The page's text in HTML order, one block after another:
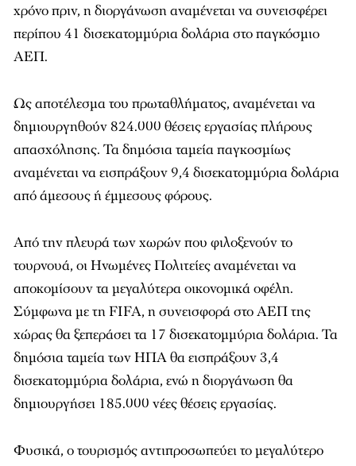
χρόνο πριν, η διοργάνωση αναμένεται να συνεισφέρει
περίπου 41 δισεκατομμύρια δολάρια στο παγκόσμιο
ΑΕΠ.
Ως αποτέλεσμα του πρωταθλήματος, αναμένεται να
δημιουργηθούν 824.000 θέσεις εργασίας πλήρους
απασχόλησης. Τα δημόσια ταμεία παγκοσμίως
αναμένεται να εισπράξουν 9,4 δισεκατομμύρια δολάρια
από άμεσους ή έμμεσους φόρους.
Από την πλευρά των χωρών που φιλοξενούν το
τουρνουά, οι Ηνωμένες Πολιτείες αναμένεται να
αποκομίσουν τα μεγαλύτερα οικονομικά οφέλη.
Σύμφωνα με τη FIFA, η συνεισφορά στο ΑΕΠ της
χώρας θα ξεπεράσει τα 17 δισεκατομμύρια δολάρια. Τα
δημόσια ταμεία των ΗΠΑ θα εισπράξουν 3,4
δισεκατομμύρια δολάρια, ενώ η διοργάνωση θα
δημιουργήσει 185.000 νέες θέσεις εργασίας.
Φυσικά, ο τουρισμός αντιπροσωπεύει το μεγαλύτερο